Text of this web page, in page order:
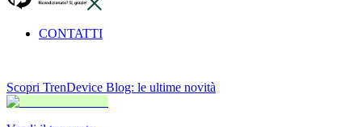
CONTATTI
Scopri TrenDevice Blog: le ultime novità